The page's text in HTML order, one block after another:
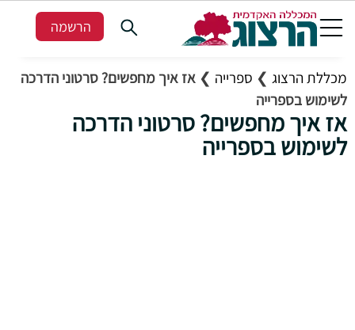
הרשמה
אז איך מחפשים? סרטוני הדרכה
לשימוש בספרייה
מכללת הרצוג ❯ ספרייה ❯ אז איך מחפשים? סרטוני הדרכה
לשימוש בספרייה